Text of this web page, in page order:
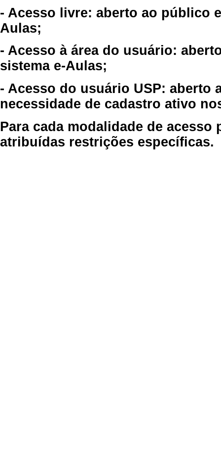
- Acesso livre: aberto ao público
Aulas;
- Acesso à área do usuário:
sistema e-Aulas;
- Acesso do usuário USP: aberto
necessidade de cadastro ativo
Para cada modalidade de
atribuídas restrições específicas.